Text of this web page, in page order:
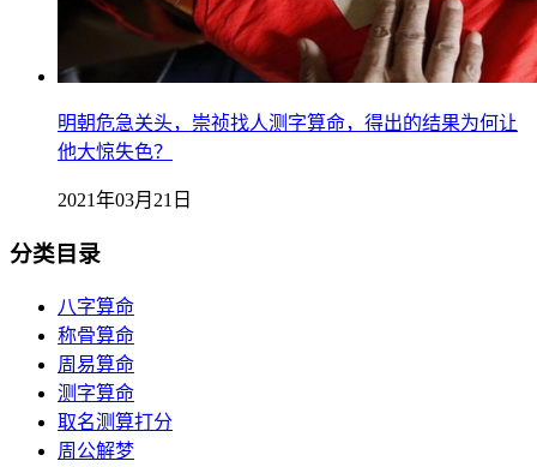
明朝危急关头，崇祯找人测字算命，得出的结果为何让
他大惊失色？
2021年03月21日
分类目录
八字算命
称骨算命
周易算命
测字算命
取名测算打分
周公解梦